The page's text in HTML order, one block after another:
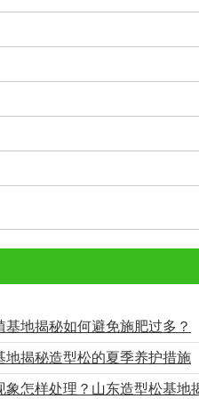
基地揭秘如何避免施肥过多？
地揭秘造型松的夏季养护措施
象怎样处理？山东造型松基地